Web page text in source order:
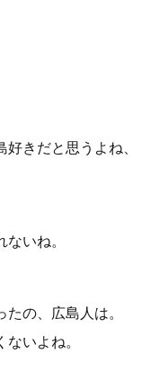
きだと思うよね、
いね。
の、広島人は。
いよね。